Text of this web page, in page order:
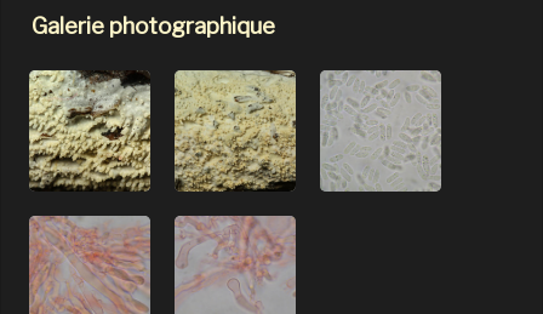
Galerie photographique